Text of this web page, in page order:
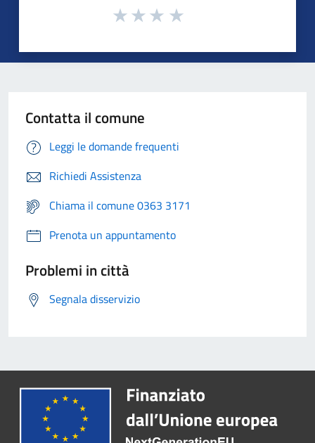
Contatta il comune
Leggi le domande frequenti
Richiedi Assistenza
Chiama il comune 0363 3171
Prenota un appuntamento
Problemi in città
Segnala disservizio